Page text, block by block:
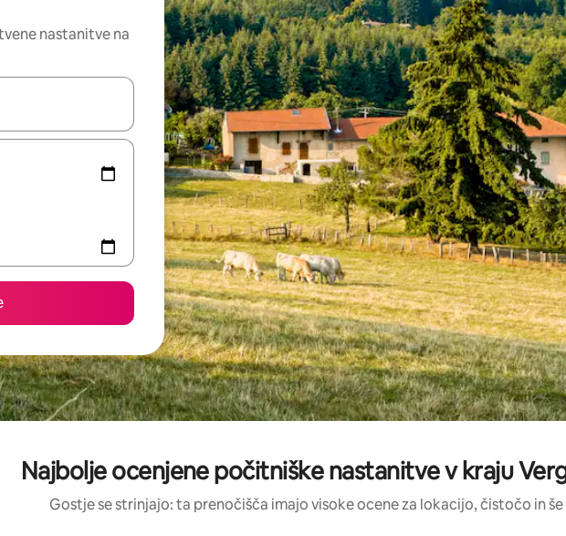
nastanitve na
s puščičnima tipkama gor in dol ali pa raziskujte z dotikom ali podrsljajem.
Najbolje ocenjene počitniške nastanitve v kraju
Gostje se strinjajo: ta prenočišča imajo visoke ocene za lokacijo, čistočo in še